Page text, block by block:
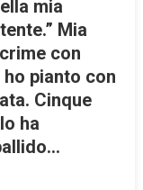
mia
Mia
con
pianto con
Cinque
ha